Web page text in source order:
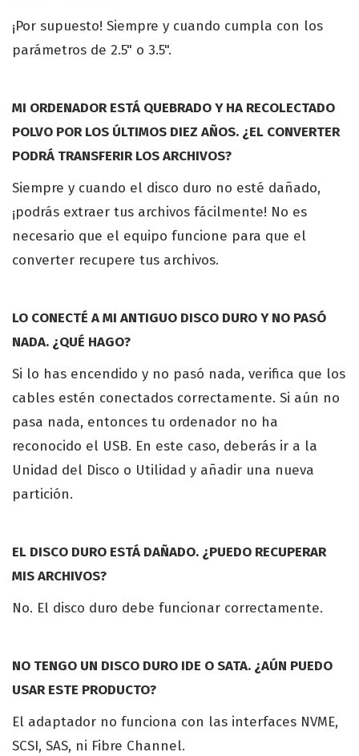
¡Por supuesto! Siempre y cuando cumpla con los
parámetros de 2.5" o 3.5".
MI ORDENADOR ESTÁ QUEBRADO Y HA RECOLECTADO
POLVO POR LOS ÚLTIMOS DIEZ AÑOS. ¿EL CONVERTER
PODRÁ TRANSFERIR LOS ARCHIVOS?
Siempre y cuando el disco duro no esté dañado,
¡podrás extraer tus archivos fácilmente! No es
necesario que el equipo funcione para que el
converter recupere tus archivos.
LO CONECTÉ A MI ANTIGUO DISCO DURO Y NO PASÓ
NADA. ¿QUÉ HAGO?
Si lo has encendido y no pasó nada, verifica que los
cables estén conectados correctamente. Si aún no
pasa nada, entonces tu ordenador no ha
reconocido el USB. En este caso, deberás ir a la
Unidad del Disco o Utilidad y añadir una nueva
partición.
EL DISCO DURO ESTÁ DAÑADO. ¿PUEDO RECUPERAR
MIS ARCHIVOS?
No. El disco duro debe funcionar correctamente.
NO TENGO UN DISCO DURO IDE O SATA. ¿AÚN PUEDO
USAR ESTE PRODUCTO?
El adaptador no funciona con las interfaces NVME,
SCSI, SAS, ni Fibre Channel.